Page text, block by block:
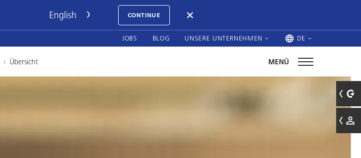
CONTINUE
JOBS BLOG UNSERE UNTERNEHMEN DE
› Übersicht MENÜ